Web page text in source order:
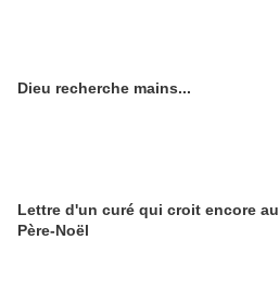
Dieu recherche mains...
Lettre d'un curé qui croit encore au
Père-Noël